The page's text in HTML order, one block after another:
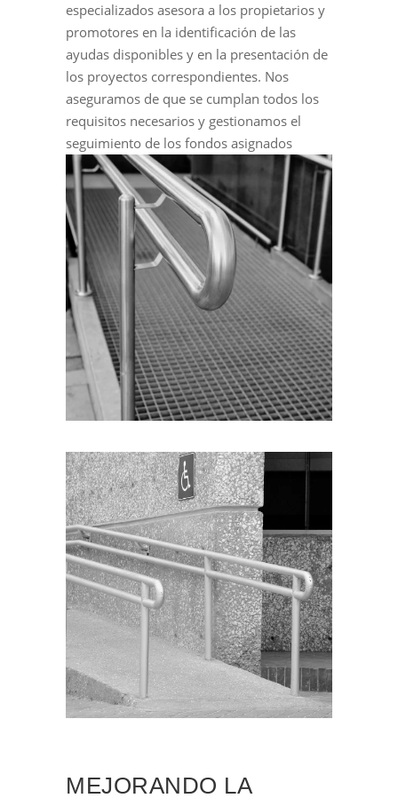
especializados asesora a los propietarios y
promotores en la identificación de las
ayudas disponibles y en la presentación de
los proyectos correspondientes. Nos
aseguramos de que se cumplan todos los
requisitos necesarios y gestionamos el
seguimiento de los fondos asignados
MEJORANDO LA